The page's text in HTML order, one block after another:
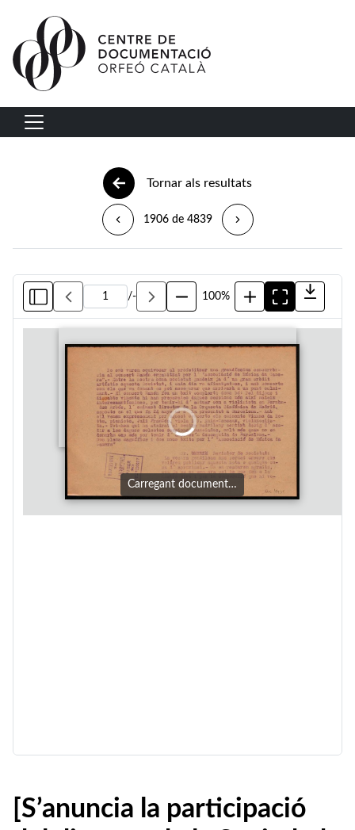
Vés al contingut
Navegació principal
Tornar als resultats
1906 de 4839
/- 100%
Carregant document…
[S’anuncia la participació